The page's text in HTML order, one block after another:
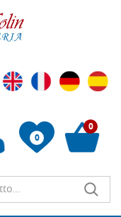
0
vide
0